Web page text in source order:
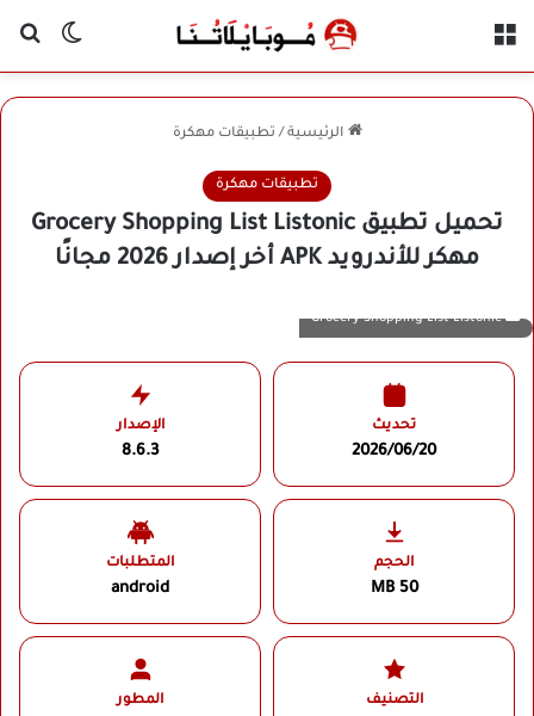
الوضع
الرئيسية / تطبيقات مهكرة
تطبيقات مهكرة
تحميل تطبيق Grocery Shopping List Listonic
مهكر للأندرويد APK أخر إصدار 2026 مجانًا
Grocery Shopping List Listonic
تحديث
2026/06/20
الإصدار
8.6.3
الحجم
50 MB
المتطلبات
android
التصنيف المطور